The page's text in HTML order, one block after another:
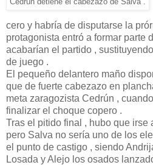
Cedrún detiene el cabezazo de Salva .
cero y habría de disputarse la
protagonista entró a formar parte
acabarían el partido ,
de juego .
El pequeño delantero maño
que de fuerte cabezazo en
meta zaragozista Cedrún ,
finalizar el choque copero .
Tras el pitido final , hubo que irse
pero Salva no sería uno de los
el punto de castigo , siendo
Losada y Alejo los osados